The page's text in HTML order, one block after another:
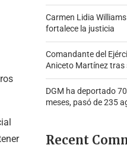
Carmen Lidia
fortalece la justicia
Comandante del
Aniceto Martínez tras
DGM ha deportado
meses, pasó de 235
Recent